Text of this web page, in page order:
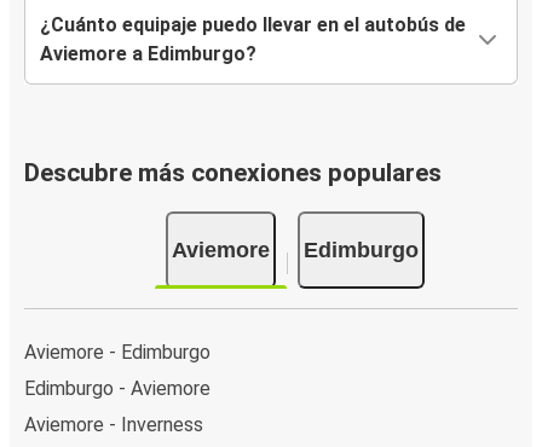
¿Cuánto equipaje puedo llevar en el autobús de
Aviemore a Edimburgo?
Descubre más conexiones populares
Aviemore Edimburgo
Aviemore - Edimburgo
Edimburgo - Aviemore
Aviemore - Inverness